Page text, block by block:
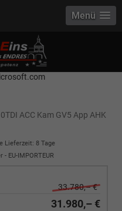
Points to address or value:
Host
or value: selector2-aee-
Menü
ACC Kam GV5 App AHK
Lieferzeit: 8 Tage
- EU-IMPORTEUR
33.780,– €
31.980,– €